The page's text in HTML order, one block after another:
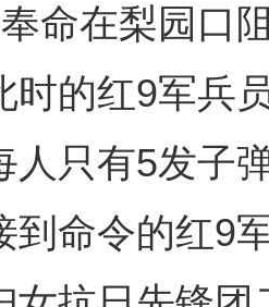
命在梨园口
时的红9军兵
人只有5发子
到命令的红9